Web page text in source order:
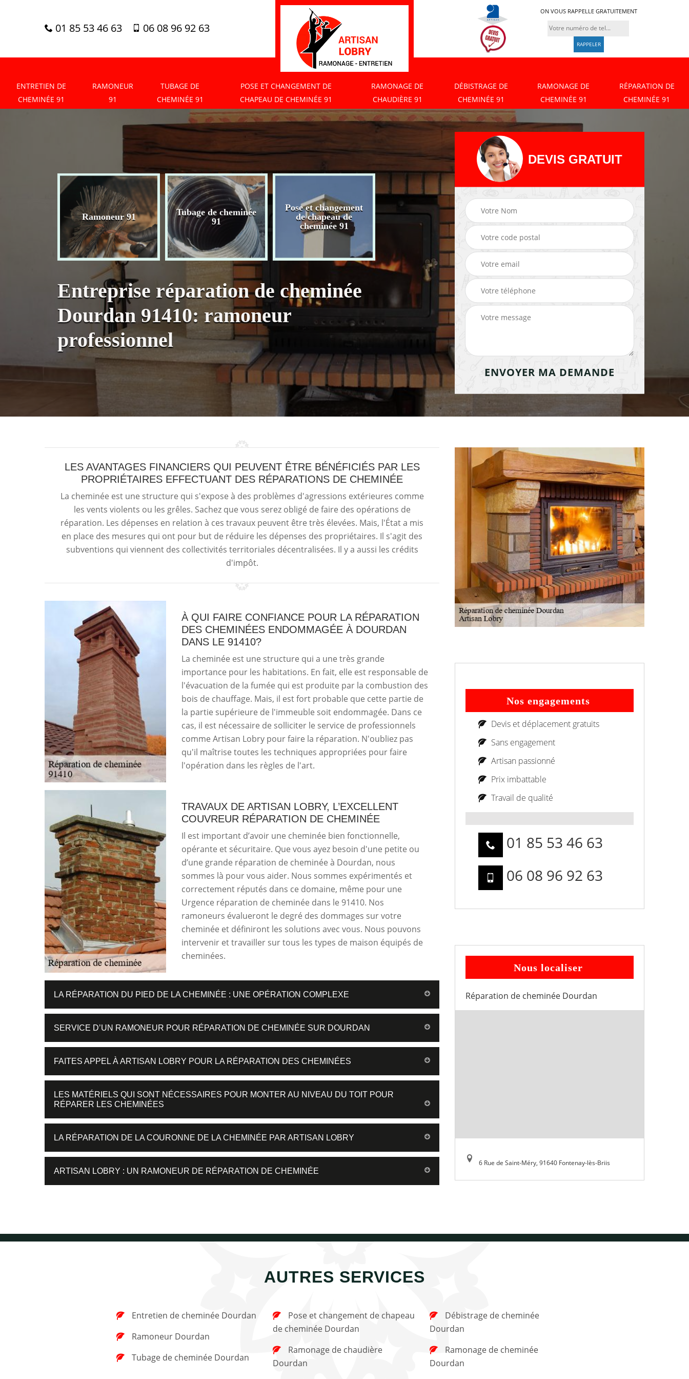
01 85 53 46 63 06 08 96 92 63
ON VOUS RAPPELLE GRATUITEMENT
ENTRETIEN DE
CHEMINÉE 91
RAMONEUR
91
TUBAGE DE
CHEMINÉE 91
POSE ET CHANGEMENT DE
CHAPEAU DE CHEMINÉE 91
RAMONAGE DE
CHAUDIÈRE 91
DÉBISTRAGE DE
CHEMINÉE 91
RAMONAGE DE
CHEMINÉE 91
RÉPARATION DE
CHEMINÉE 91
Ramoneur 91
Tubage de cheminée
91
Pose et changement
de chapeau de
cheminée 91
Ramonage de
chaudière 91
Débistrage de
cheminée 91
Ramonage de
cheminée 91
Entreprise réparation de cheminée
Dourdan 91410: ramoneur
professionnel
DEVIS GRATUIT
LES AVANTAGES FINANCIERS QUI PEUVENT ÊTRE BÉNÉFICIÉS PAR LES
PROPRIÉTAIRES EFFECTUANT DES RÉPARATIONS DE CHEMINÉE
La cheminée est une structure qui s'expose à des problèmes d'agressions extérieures comme
les vents violents ou les grêles. Sachez que vous serez obligé de faire des opérations de
réparation. Les dépenses en relation à ces travaux peuvent être très élevées. Mais, l'État a mis
en place des mesures qui ont pour but de réduire les dépenses des propriétaires. Il s'agit des
subventions qui viennent des collectivités territoriales décentralisées. Il y a aussi les crédits
d'impôt.
À QUI FAIRE CONFIANCE POUR LA RÉPARATION
DES CHEMINÉES ENDOMMAGÉE À DOURDAN
DANS LE 91410?
La cheminée est une structure qui a une très grande
importance pour les habitations. En fait, elle est responsable de
l'évacuation de la fumée qui est produite par la combustion des
bois de chauffage. Mais, il est fort probable que cette partie de
la partie supérieure de l'immeuble soit endommagée. Dans ce
cas, il est nécessaire de solliciter le service de professionnels
comme Artisan Lobry pour faire la réparation. N'oubliez pas
qu'il maîtrise toutes les techniques appropriées pour faire
l'opération dans les règles de l'art.
TRAVAUX DE ARTISAN LOBRY, L’EXCELLENT
COUVREUR RÉPARATION DE CHEMINÉE
Il est important d’avoir une cheminée bien fonctionnelle,
opérante et sécuritaire. Que vous ayez besoin d'une petite ou
d’une grande réparation de cheminée à Dourdan, nous
sommes là pour vous aider. Nous sommes expérimentés et
correctement réputés dans ce domaine, même pour une
Urgence réparation de cheminée dans le 91410. Nos
ramoneurs évalueront le degré des dommages sur votre
cheminée et définiront les solutions avec vous. Nous pouvons
intervenir et travailler sur tous les types de maison équipés de
cheminées.
LA RÉPARATION DU PIED DE LA CHEMINÉE : UNE OPÉRATION COMPLEXE
SERVICE D’UN RAMONEUR POUR RÉPARATION DE CHEMINÉE SUR DOURDAN
FAITES APPEL À ARTISAN LOBRY POUR LA RÉPARATION DES CHEMINÉES
LES MATÉRIELS QUI SONT NÉCESSAIRES POUR MONTER AU NIVEAU DU TOIT POUR
RÉPARER LES CHEMINÉES
LA RÉPARATION DE LA COURONNE DE LA CHEMINÉE PAR ARTISAN LOBRY
ARTISAN LOBRY : UN RAMONEUR DE RÉPARATION DE CHEMINÉE
Nos engagements
Devis et déplacement gratuits
Sans engagement
Artisan passionné
Prix imbattable
Travail de qualité
01 85 53 46 63
06 08 96 92 63
Nous localiser
Réparation de cheminée Dourdan
6 Rue de Saint-Méry, 91640 Fontenay-lès-Briis
AUTRES SERVICES
Entretien de cheminée Dourdan
Ramoneur Dourdan
Tubage de cheminée Dourdan
de cheminée Dourdan
Dourdan
Dourdan
Dourdan